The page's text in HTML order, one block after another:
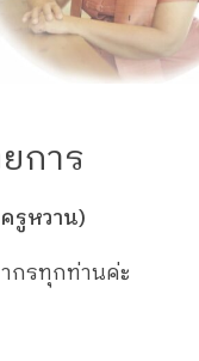
การ
รูหวาน)
กรทุกท่านค่ะ